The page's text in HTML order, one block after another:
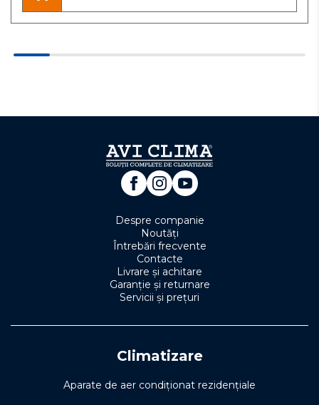
Despre companie
Noutăți
Întrebări frecvente
Contacte
Livrare și achitare
Garanție și returnare
Servicii și prețuri
Climatizare
Aparate de aer condiționat rezidențiale